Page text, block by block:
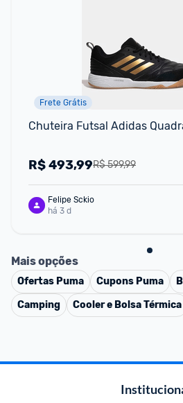
Frete Grátis
Chuteira Futsal Adidas
R$ 599,99
R$493,99
Felipe Sckio
há 3 d
Mais opções
Ofertas Puma Cupons Puma
Camping
Cooler e Bolsa Térmica